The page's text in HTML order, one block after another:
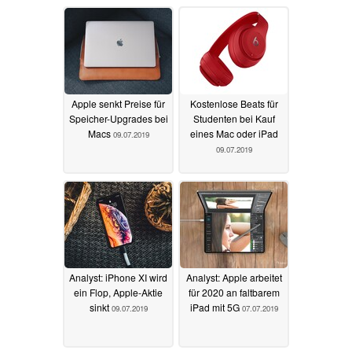
Apple senkt Preise für
Speicher-Upgrades bei
Macs 09.07.2019
Kostenlose Beats für
Studenten bei Kauf
eines Mac oder iPad
09.07.2019
Analyst: iPhone XI wird
ein Flop, Apple-Aktie
sinkt 09.07.2019
Analyst: Apple arbeitet
für 2020 an faltbarem
iPad mit 5G 07.07.2019